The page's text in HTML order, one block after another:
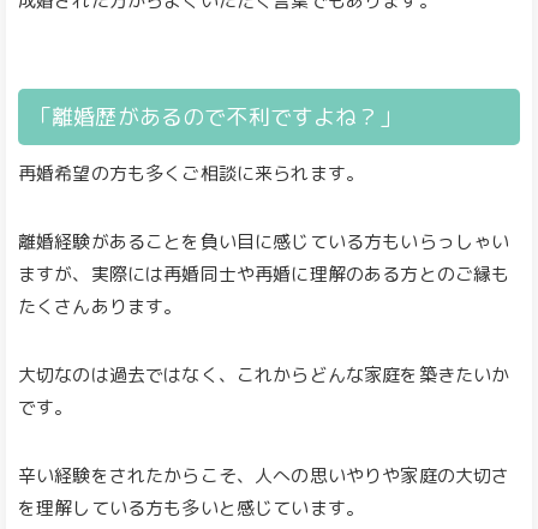
「離婚歴があるので不利ですよね？」
再婚希望の方も多くご相談に来られます。
離婚経験があることを負い目に感じている方もいらっしゃい
ますが、実際には再婚同士や再婚に理解のある方とのご縁も
たくさんあります。
大切なのは過去ではなく、これからどんな家庭を築きたいか
です。
辛い経験をされたからこそ、人への思いやりや家庭の大切さ
を理解している方も多いと感じています。